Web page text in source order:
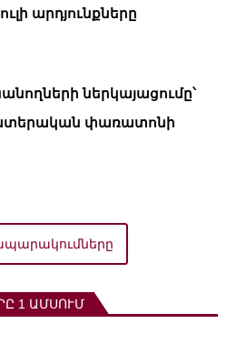
արդյունքները
ներկայացումը՝
փառատոնի
1 ԱՄՍՈՒՄ